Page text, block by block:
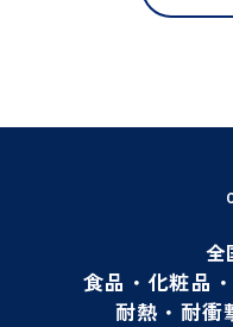
全
食品・化粧品
耐熱・耐衝